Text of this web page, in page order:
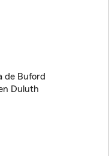
de Buford
Duluth